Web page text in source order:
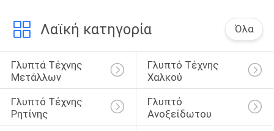
Λαϊκή κατηγορία Όλα
Γλυπτά Τέχνης
Μετάλλων
Γλυπτό Τέχνης
Χαλκού
Γλυπτό Τέχνης
Ρητίνης
Γλυπτό
Ανοξείδωτου